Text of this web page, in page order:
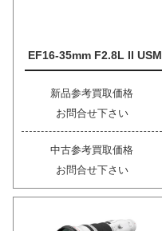
EF16-35mm F2.8L II USM
新品参考買取価格
お問合せ下さい
中古参考買取価格
お問合せ下さい